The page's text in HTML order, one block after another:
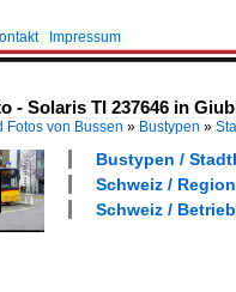
Impressum
- Solaris TI 237646 in
Fotos von Bussen » Bustypen »
Bustypen /
Schweiz /
Schweiz /